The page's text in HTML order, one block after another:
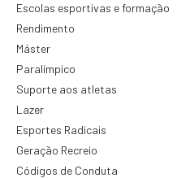
Escolas esportivas e formação
Rendimento
Máster
Paralímpico
Suporte aos atletas
Lazer
Esportes Radicais
Geração Recreio
Códigos de Conduta